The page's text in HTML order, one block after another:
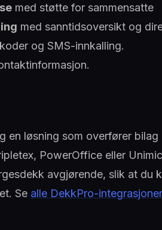
med støtte for sammensatte
med sanntidsoversikt og
og SMS-innkalling.
en løsning som overfører bilag
PowerOffice eller
avgjørende, slik at du
Se alle DekkPro-integrasjoner